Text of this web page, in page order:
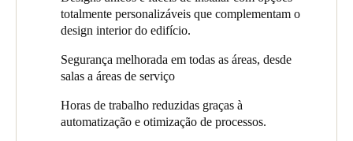
especializa em soluções de abertura de portas sem chave para a
indústria hoteleira.
“Agora, os hóspedes podem
aceder ao seu quarto com um
único clique e reservar facilmente serviços e instalações do
Quanto aos produtos selecionados, a fechadura eletrónica
Ælement Fusion foi escolhida para instalação em todos os
totalmente personalizáveis que complementam o
design interior do edifício.
Segurança melhorada em todas as áreas, desde
salas a áreas de serviço
Horas de trabalho reduzidas graças à
automatização e otimização de processos.